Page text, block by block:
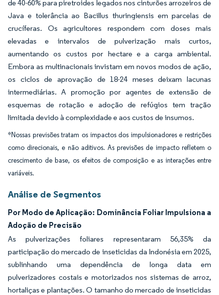
de 40-60% para piretroides legados nos cinturões arrozeiros de
Java e tolerância ao Bacillus thuringiensis em parcelas de
crucíferas. Os agricultores respondem com doses mais
elevadas e intervalos de pulverização mais curtos,
aumentando os custos por hectare e a carga ambiental.
Embora as multinacionais invistam em novos modos de ação,
os ciclos de aprovação de 18-24 meses deixam lacunas
intermediárias. A promoção por agentes de extensão de
esquemas de rotação e adoção de refúgios tem tração
limitada devido à complexidade e aos custos de insumos.
*Nossas previsões tratam os impactos dos impulsionadores e restrições
como direcionais, e não aditivos. As previsões de impacto refletem o
crescimento de base, os efeitos de composição e as interações entre
variáveis.
Análise de Segmentos
Por Modo de Aplicação: Dominância Foliar Impulsiona a
Adoção de Precisão
As pulverizações foliares representaram 56,35% da
participação do mercado de inseticidas da Indonésia em 2025,
sublinhando uma dependência de longa data em
pulverizadores costais e motorizados nos sistemas de arroz,
hortaliças e plantações. O tamanho do mercado de inseticidas